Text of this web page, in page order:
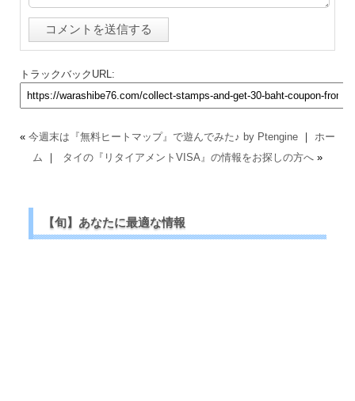
トラックバックURL:
« 今週末は『無料ヒートマップ』で遊んでみた♪ by Ptengine ｜ ホー
ム ｜ タイの『リタイアメントVISA』の情報をお探しの方へ »
【旬】あなたに最適な情報